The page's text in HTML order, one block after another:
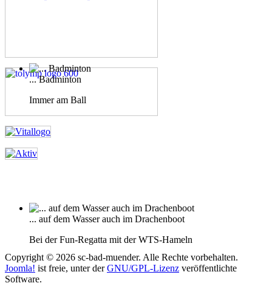
... Badminton
Immer am Ball
... auf dem Wasser auch im Drachenboot
Bei der Fun-Regatta mit der WTS-Hameln
Copyright © 2026 sc-bad-muender. Alle Rechte vorbehalten.
Joomla! ist freie, unter derGNU/GPL-Lizenz veröffentlichte
Software.